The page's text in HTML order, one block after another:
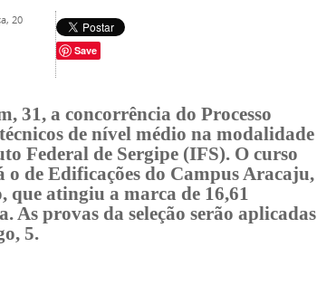
20
Save
31, a concorrência do Processo
de nível médio na modalidade
Federal de Sergipe (IFS). O curso
o de Edificações do Campus Aracaju,
que atingiu a marca de 16,61
As provas da seleção serão aplicadas
5.